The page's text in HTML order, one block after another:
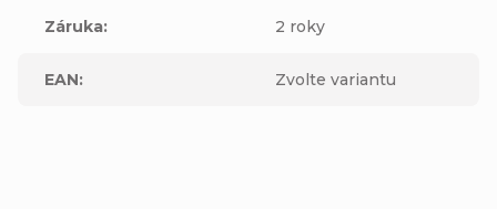
Záruka: 2 roky
EAN: Zvolte variantu